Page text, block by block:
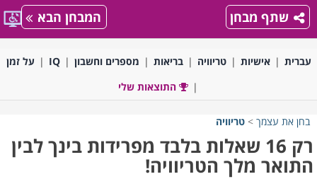
שתף מבחן המבחן הבא
עברית אישיות טריוויה בריאות מספרים וחשבון IQ
על זמן
התוצאות שלי
בחן את עצמך > טריוויה
רק 16 שאלות בלבד מפרידות בינך לבין
התואר מלך הטריוויה!